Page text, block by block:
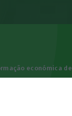
económica de